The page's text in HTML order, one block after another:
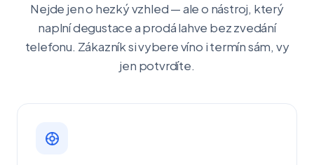
Nejde jen o hezký vzhled — ale o nástroj, který
naplní degustace a prodá lahve bez zvedání
telefonu. Zákazník si vybere víno i termín sám, vy
jen potvrdíte.